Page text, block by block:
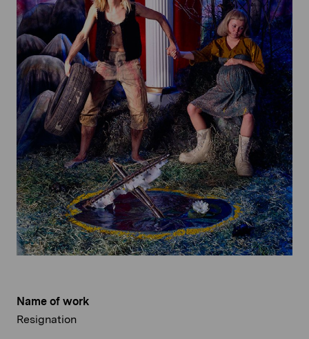
Name of work
Resignation